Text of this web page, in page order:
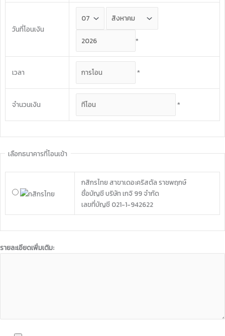
วันที่โอนเงิน
*
เวลา *
จำนวนเงิน *
เลือกธนาคารที่โอนเข้า
กสิกรไทย สาขาเดอะคริสตัล ราชพฤกษ์
ชื่อบัญชี บริษัท เกจิ 99 จำกัด
เลขที่บัญชี 021-1-942622
รายละเอียดเพิ่มเติม: